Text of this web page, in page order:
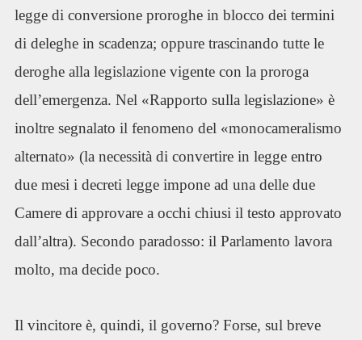
legge di conversione proroghe in blocco dei termini
di deleghe in scadenza; oppure trascinando tutte le
deroghe alla legislazione vigente con la proroga
dell’emergenza. Nel «Rapporto sulla legislazione» è
inoltre segnalato il fenomeno del «monocameralismo
alternato» (la necessità di convertire in legge entro
due mesi i decreti legge impone ad una delle due
Camere di approvare a occhi chiusi il testo approvato
dall’altra). Secondo paradosso: il Parlamento lavora
molto, ma decide poco.
Il vincitore è, quindi, il governo? Forse, sul breve